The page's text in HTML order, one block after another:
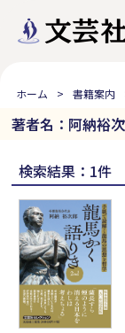
ホーム 書籍案内
著者名：阿納裕
検索結果：1件